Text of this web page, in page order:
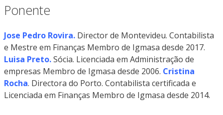
Ponente
Jose Pedro Rovira. Director de Montevideu. Contabilista
e Mestre em Finanças Membro de Igmasa desde 2017.
Luisa Preto.Sócia. Licenciada em Administração de
empresas Membro de Igmasa desde 2006. Cristina
Rocha. Directora do Porto. Contabilista certificada e
Licenciada em Finanças Membro de Igmasa desde 2014.